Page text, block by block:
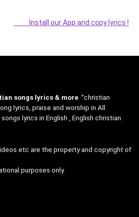
Install our App and copy lyrics !
songs lyrics & more “christian
lyrics, praise and worship in All
lyrics in English , English christian
etc are the property and copyright of
purposes only.